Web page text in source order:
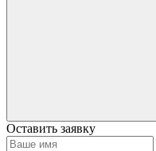
Оставить заявку